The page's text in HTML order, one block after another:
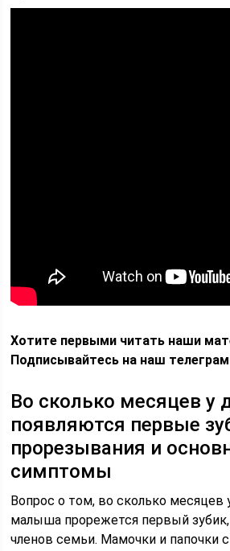
Хотите первыми читать наши
Подписывайтесь на наш
Во сколько месяцев у
появляются первые
прорезывания и
симптомы
Вопрос о том, во сколько месяцев
малыша прорежется первый
членов семьи. Мамочки и папочки